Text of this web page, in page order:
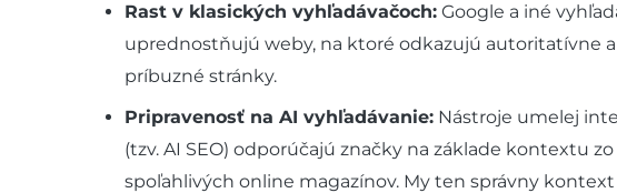
Rast v klasických vyhľadávačoch: Google a iné
uprednostňujú weby, na ktoré odkazujú autoritatívne
príbuzné stránky.
Pripravenosť na AI vyhľadávanie: Nástroje umelej
(tzv. AI SEO) odporúčajú značky na základe kontextu zo
spoľahlivých online magazínov. My ten správny kontext